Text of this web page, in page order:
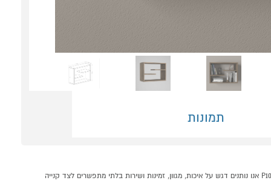
תמונות
מדף מעוצב דגם טינו מבית HOMAX קונים אונליין בקטגוריית מדפים במחלקת עיצוב הבית בP1000 - אתר קניות ישראלי בטוח, משתלם ונוח המציע מוצרים מומלצים במבצע. ב-P1000 אנו נותנים דגש על איכות, מגוון, זמינות ושירות בלתי מתפשרים לצד קנייה